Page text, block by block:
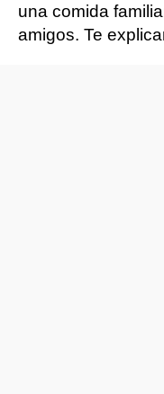
una comida
amigos. Te